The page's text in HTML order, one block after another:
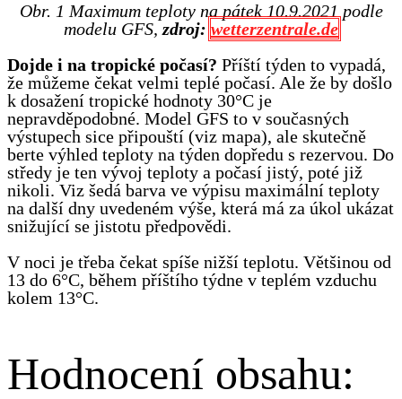
Obr. 1 Maximum teploty na pátek 10.9.2021 podle
modelu GFS, zdroj: wetterzentrale.de
Dojde i na tropické počasí? Příští týden to vypadá,
že můžeme čekat velmi teplé počasí. Ale že by došlo
k dosažení tropické hodnoty 30°C je
nepravděpodobné. Model GFS to v současných
výstupech sice připouští (viz mapa), ale skutečně
berte výhled teploty na týden dopředu s rezervou. Do
středy je ten vývoj teploty a počasí jistý, poté již
nikoli. Viz šedá barva ve výpisu maximální teploty
na další dny uvedeném výše, která má za úkol ukázat
snižující se jistotu předpovědi.
V noci je třeba čekat spíše nižší teplotu. Většinou od
13 do 6°C, během příštího týdne v teplém vzduchu
kolem 13°C.
Hodnocení obsahu: